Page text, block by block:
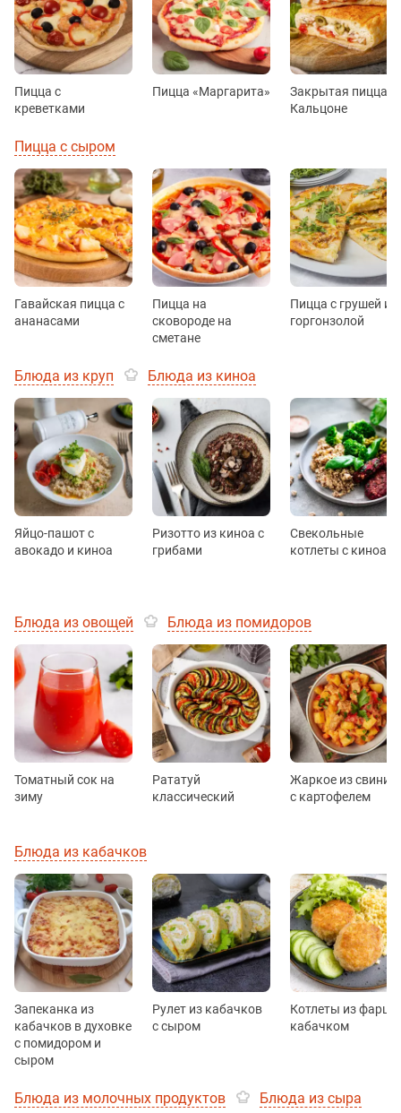
Пицца с
креветками
Пицца «Маргарита»
Закрытая пицца
Кальцоне
Пицца с сыром
Гавайская пицца с
ананасами
Пицца на
сковороде на
сметане
Пицца с грушей и
горгонзолой
Блюда из круп Блюда из киноа
Яйцо-пашот с
авокадо и киноа
Ризотто из киноа с
грибами
Свекольные
котлеты с киноа
Блюда из овощей Блюда из помидоров
Томатный сок на
зиму
Рататуй
классический
Жаркое из
с картофелем
Блюда из кабачков
Запеканка из
кабачков в духовке
с помидором и
сыром
Рулет из кабачков
с сыром
Котлеты из фарша
кабачком
Блюда из молочных продуктов
Блюда из сыра